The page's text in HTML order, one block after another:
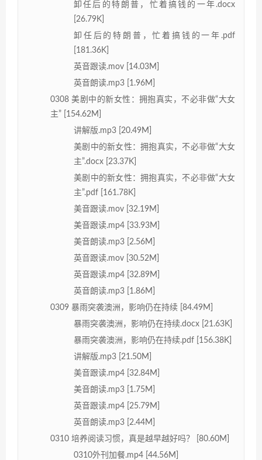
卸任后的特朗普，忙着搞钱的一年.docx
[26.79K]
卸任后的特朗普，忙着搞钱的一年.pdf
[181.36K]
英音跟读.mov [14.03M]
英音朗读.mp3 [1.96M]
0308 美剧中的新女性：拥抱真实，不必非做“大女
主” [154.62M]
讲解版.mp3 [20.49M]
美剧中的新女性：拥抱真实，不必非做“大女
主”.docx [23.37K]
美剧中的新女性：拥抱真实，不必非做“大女
主”.pdf [161.78K]
美音跟读.mov [32.19M]
美音跟读.mp4 [33.93M]
美音朗读.mp3 [2.56M]
英音跟读.mov [30.52M]
英音跟读.mp4 [32.89M]
英音朗读.mp3 [1.86M]
0309 暴雨突袭澳洲，影响仍在持续 [84.49M]
暴雨突袭澳洲，影响仍在持续.docx [21.63K]
暴雨突袭澳洲，影响仍在持续.pdf [156.38K]
讲解版.mp3 [21.50M]
美音跟读.mp4 [32.84M]
美音朗读.mp3 [1.75M]
英音跟读.mp4 [25.79M]
英音朗读.mp3 [2.44M]
0310 培养阅读习惯，真是越早越好吗？ [80.60M]
0310外刊加餐.mp4 [44.56M]